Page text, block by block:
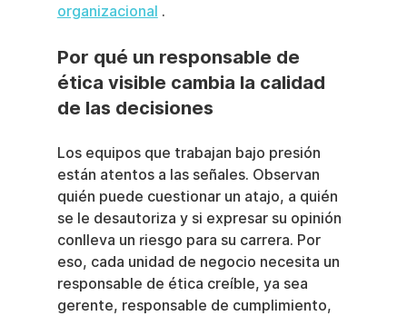
organizacional .
Por qué un responsable de
ética visible cambia la calidad
de las decisiones
Los equipos que trabajan bajo presión
están atentos a las señales. Observan
quién puede cuestionar un atajo, a quién
se le desautoriza y si expresar su opinión
conlleva un riesgo para su carrera. Por
eso, cada unidad de negocio necesita un
responsable de ética creíble, ya sea
gerente, responsable de cumplimiento,